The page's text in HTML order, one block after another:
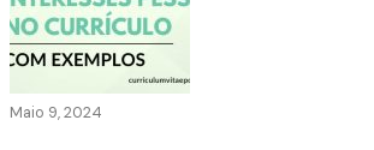
Maio 9, 2024